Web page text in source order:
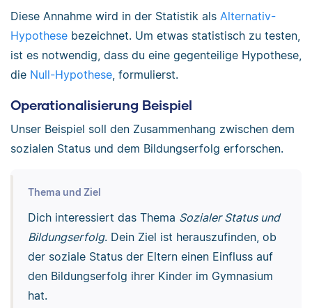
Diese Annahme wird in der Statistik als Alternativ-
Hypothese bezeichnet. Um etwas statistisch zu testen,
ist es notwendig, dass du eine gegenteilige Hypothese,
die Null-Hypothese, formulierst.
Operationalisierung Beispiel
Unser Beispiel soll den Zusammenhang zwischen dem
sozialen Status und dem Bildungserfolg erforschen.
Thema und Ziel
Dich interessiert das Thema Sozialer Status und
Bildungserfolg. Dein Ziel ist herauszufinden, ob
der soziale Status der Eltern einen Einfluss auf
den Bildungserfolg ihrer Kinder im Gymnasium
hat.